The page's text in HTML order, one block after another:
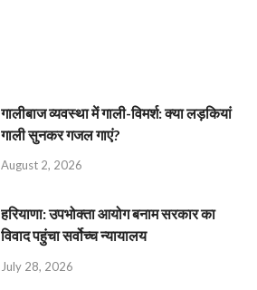
गालीबाज व्‍यवस्‍था में गाली-विमर्श: क्या लड़कियां
गाली सुनकर गजल गाएं?
August 2, 2026
हरियाणा: उपभोक्ता आयोग बनाम सरकार का
विवाद पहुंचा सर्वोच्च न्यायालय
July 28, 2026